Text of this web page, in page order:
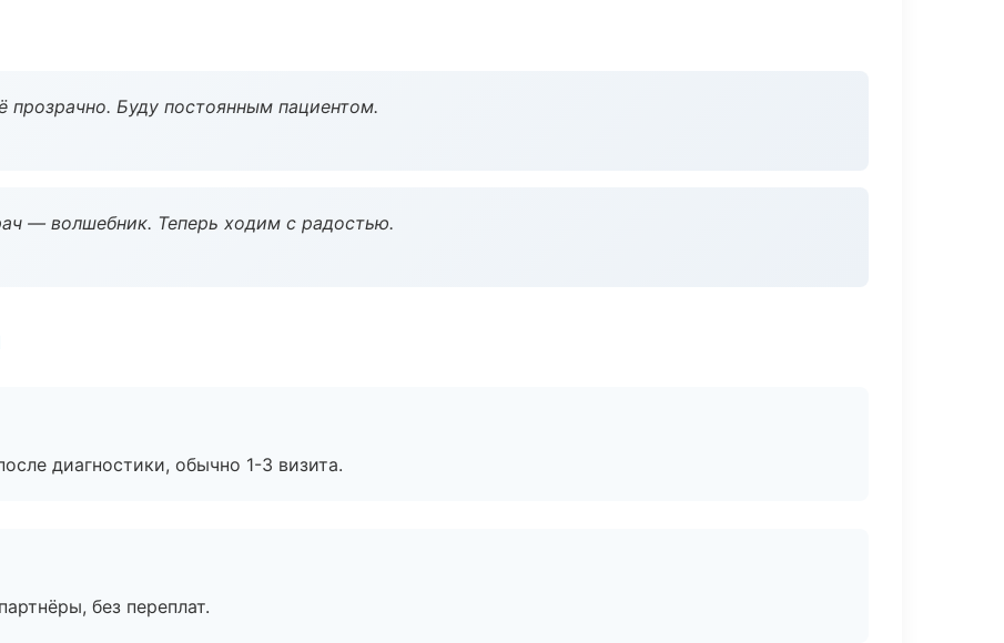
прозрачно. Буду постоянным пациентом.
— волшебник. Теперь ходим с радостью.
диагностики, обычно 1-3 визита.
без переплат.